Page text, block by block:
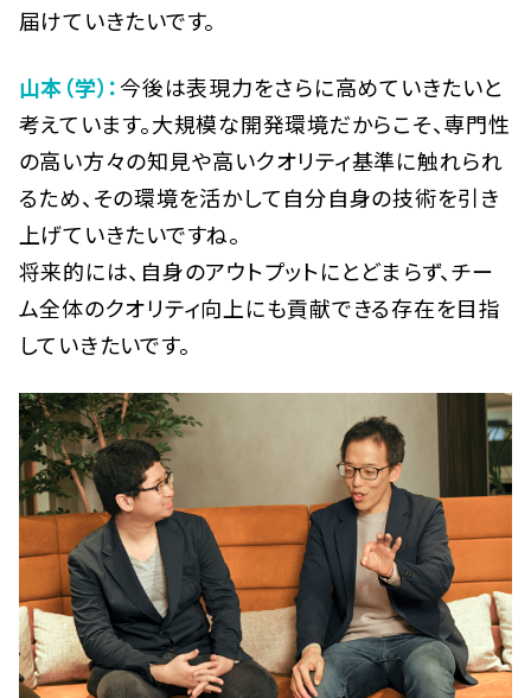
届けていきたいです。
山本（学）：今後は表現力をさらに高めていきたいと
考えています。大規模な開発環境だからこそ、専門性
の高い方々の知見や高いクオリティ基準に触れられ
るため、その環境を活かして自分自身の技術を引き
上げていきたいですね。
将来的には、自身のアウトプットにとどまらず、チー
ム全体のクオリティ向上にも貢献できる存在を目指
していきたいです。